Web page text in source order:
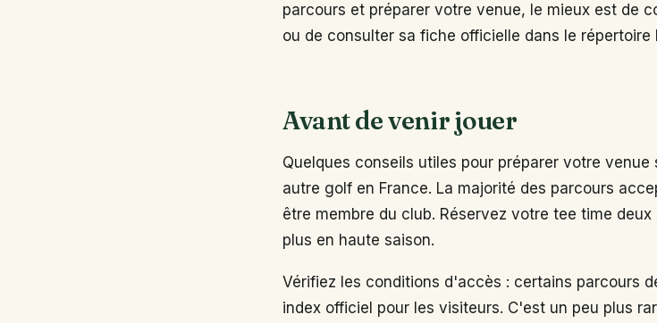
parcours et préparer votre venue, le mieux est de
ou de consulter sa fiche officielle dans le répertoire
Avant de venir jouer
Quelques conseils utiles pour préparer votre
autre golf en France. La majorité des parcours
être membre du club. Réservez votre tee time
plus en haute saison.
Vérifiez les conditions d'accès : certains parcours
index officiel pour les visiteurs. C'est un peu plus